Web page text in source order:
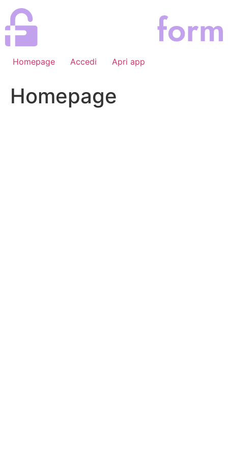
contenuto
Homepage Accedi Apri app
Homepage